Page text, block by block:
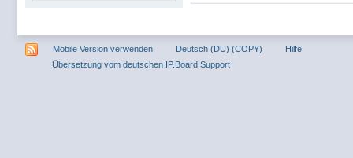
Mobile Version verwenden Deutsch (DU) (COPY)
Hilfe
Übersetzung vom deutschen IP.Board Support